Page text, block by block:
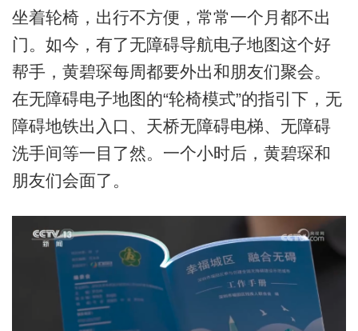
坐着轮椅，出行不方便，常常一个月都不出
门。如今，有了无障碍导航电子地图这个好
帮手，黄碧琛每周都要外出和朋友们聚会。
在无障碍电子地图的“轮椅模式”的指引下，无
障碍地铁出入口、天桥无障碍电梯、无障碍
洗手间等一目了然。一个小时后，黄碧琛和
朋友们会面了。